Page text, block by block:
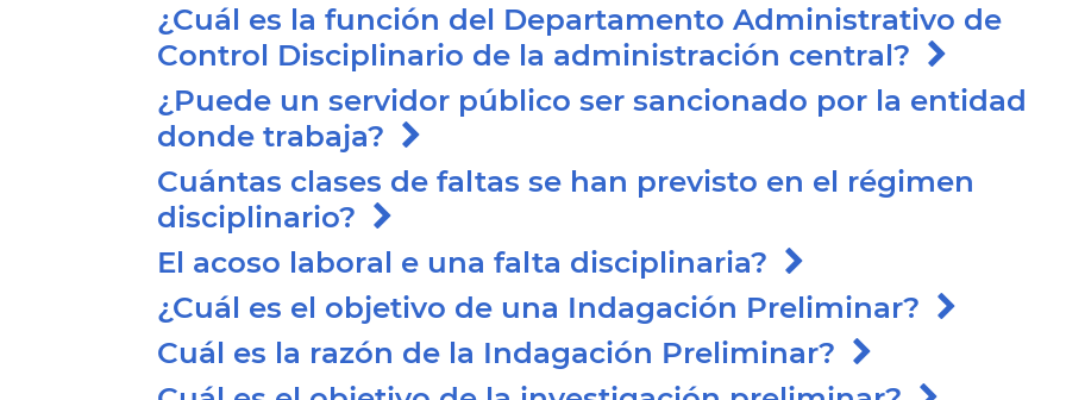
¿Cuál es la función del Departamento Administrativo de
Control Disciplinario de la administración central?
¿Puede un servidor público ser sancionado por la entidad
donde trabaja?
Cuántas clases de faltas se han previsto en el régimen
disciplinario?
El acoso laboral e una falta disciplinaria?
¿Cuál es el objetivo de una Indagación Preliminar?
Cuál es la razón de la Indagación Preliminar?